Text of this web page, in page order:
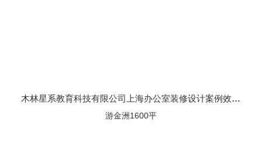
木林星系教育科技有限公司上海办公室装修设计案例效果图
游金洲1600平